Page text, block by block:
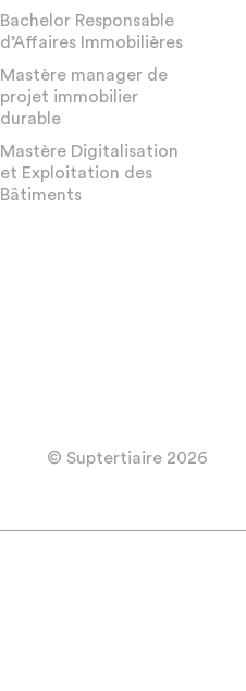
Bachelor Responsable
d’Affaires Immobilières
Mastère manager de
projet immobilier
durable
Mastère Digitalisation
et Exploitation des
Bâtiments
© Suptertiaire 2026